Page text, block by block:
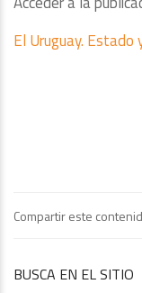
El Uruguay. Estado
Compartir este
BUSCA EN EL SITIO